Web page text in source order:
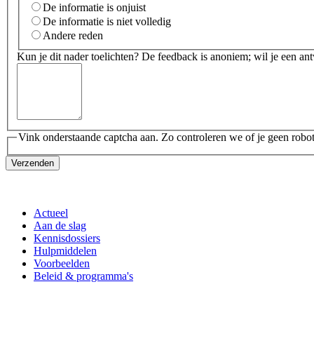
De informatie is onjuist
De informatie is niet volledig
Andere reden
Kun je dit nader toelichten? De feedback is anoniem; wil je een
Vink onderstaande captcha aan. Zo controleren we of je geen
Verzenden
Actueel
Aan de slag
Kennisdossiers
Hulpmiddelen
Voorbeelden
Beleid & programma's